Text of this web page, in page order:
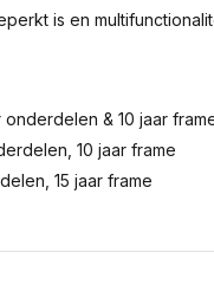
is en
& 10 jaar
10 jaar frame
15 jaar frame